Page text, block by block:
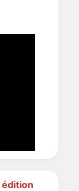
édition